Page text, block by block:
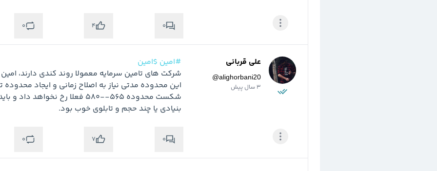
0
4
0
علی قربانی
@alighorbani20
3 سال پیش
#امین $امین
بنیادی یا چند حجم و تابلوی خوب بود.
0
7
0